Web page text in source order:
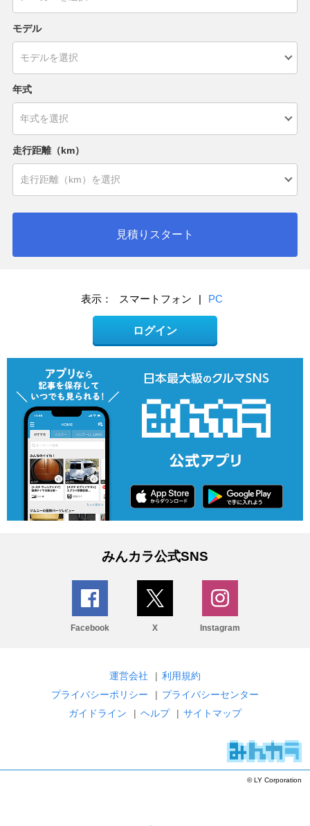
モデル
年式
走行距離（km）
見積りスタート
表示： スマートフォン | PC
ログイン
みんカラ公式SNS
Facebook X Instagram
運営会社 | 利用規約
プライバシーポリシー
| プライバシーセンター
ガイドライン
| ヘルプ | サイトマップ
© LY Corporation